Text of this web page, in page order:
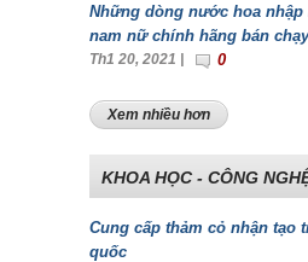
Những dòng nước hoa nhập
nam nữ chính hãng bán
Th1 20, 2021 | 0
Xem nhiều hơn
KHOA HỌC - CÔNG
Cung cấp thảm cỏ nhận
quốc